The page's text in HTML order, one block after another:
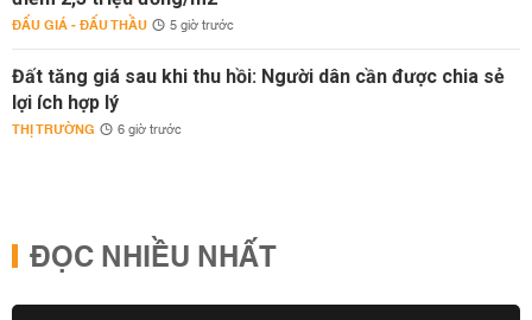
ĐẤU GIÁ - ĐẤU THẦU 5 giờ trước
Đất tăng giá sau khi thu hồi: Người dân cần được chia sẻ
lợi ích hợp lý
THỊ TRƯỜNG 6 giờ trước
ĐỌC NHIỀU NHẤT